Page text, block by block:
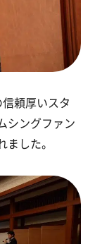
頼厚いスタ
シングファン
ました。